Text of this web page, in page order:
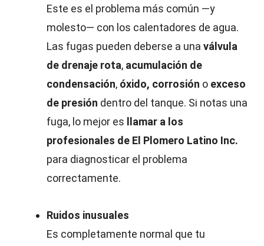
Este es el problema más común —y
molesto— con los calentadores de agua.
Las fugas pueden deberse a una válvula
de drenaje rota, acumulación de
condensación, óxido, corrosión o exceso
de presión dentro del tanque. Si notas una
fuga, lo mejor es llamar a los
profesionales de El Plomero Latino Inc.
para diagnosticar el problema
correctamente.
Ruidos inusuales
Es completamente normal que tu